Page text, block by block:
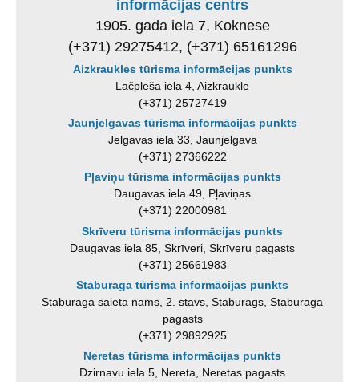
informācijas centrs
1905. gada iela 7, Koknese
(+371) 29275412, (+371) 65161296
Aizkraukles tūrisma informācijas punkts
Lāčplēša iela 4, Aizkraukle
(+371) 25727419
Jaunjelgavas tūrisma informācijas punkts
Jelgavas iela 33, Jaunjelgava
(+371) 27366222
Pļaviņu tūrisma informācijas punkts
Daugavas iela 49, Pļaviņas
(+371) 22000981
Skrīveru tūrisma informācijas punkts
Daugavas iela 85, Skrīveri, Skrīveru pagasts
(+371) 25661983
Staburaga tūrisma informācijas punkts
Staburaga saieta nams, 2. stāvs, Staburags, Staburaga
pagasts
(+371) 29892925
Neretas tūrisma informācijas punkts
Dzirnavu iela 5, Nereta, Neretas pagasts